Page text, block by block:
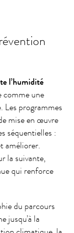
l’humidité
une
Les programmes
mise en œuvre
séquentielles :
améliorer.
la suivante,
qui renforce
du parcours
jusqu’à la